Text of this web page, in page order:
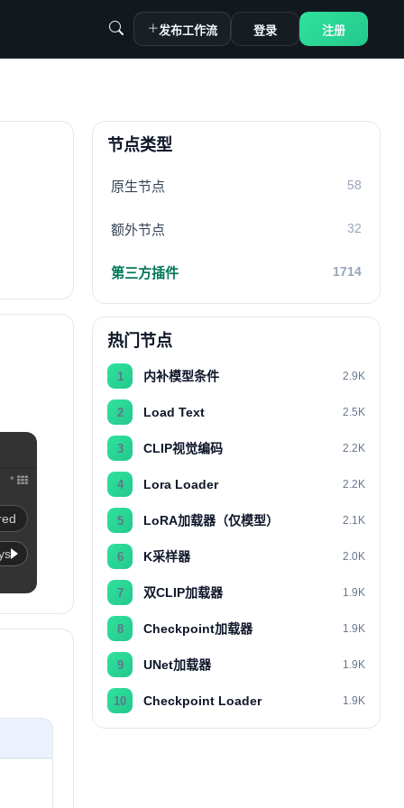
发布工作流 登录 注册
*
节点类型
原生节点 58
额外节点 32
第三方插件 1714
热门节点
1 内补模型条件 2.9K
2 Load Text 2.5K
3 CLIP视觉编码 2.2K
4 Lora Loader 2.2K
5 LoRA加载器（仅模型） 2.1K
6 K采样器 2.0K
7 双CLIP加载器 1.9K
8 Checkpoint加载器 1.9K
9 UNet加载器 1.9K
10 Checkpoint Loader 1.9K